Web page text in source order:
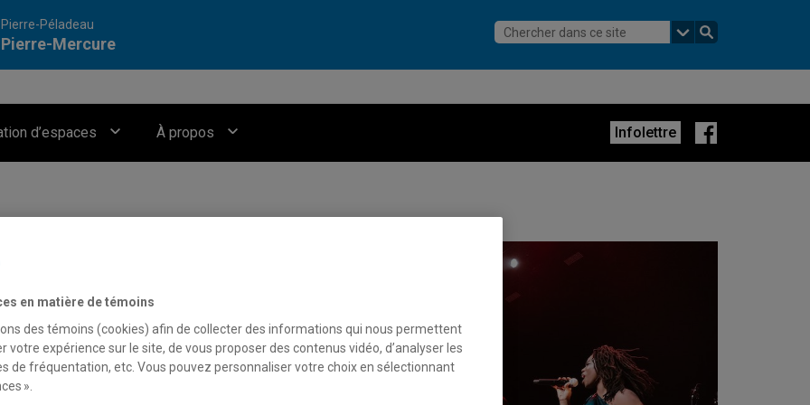
Péladeau
Mercure
d’espaces À propos Infolettre Facebook
CHOIR ET
en matière de témoins
des témoins (cookies) afin de collecter des informations qui nous permettent
votre expérience sur le site, de vous proposer des contenus vidéo, d’analyser les
de fréquentation, etc. Vous pouvez personnaliser votre choix en sélectionnant
».